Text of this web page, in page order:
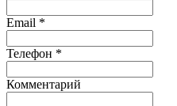
Email *
Телефон *
Комментарий